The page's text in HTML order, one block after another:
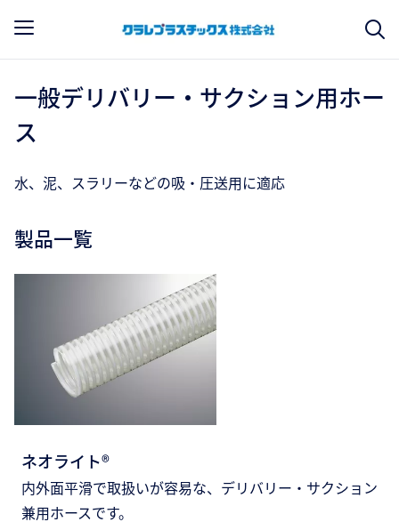
一般デリバリー・サクション用ホー
ス
水、泥、スラリーなどの吸・圧送用に適応
製品一覧
ネオライト®
内外面平滑で取扱いが容易な、デリバリー・サクション
兼用ホースです。